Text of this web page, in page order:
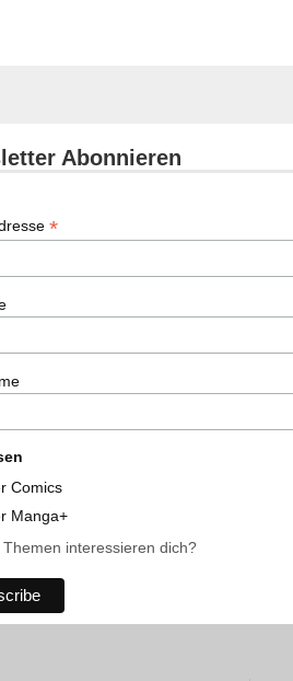
Abonnieren
*
Comics
Manga+
Themen interessieren dich?